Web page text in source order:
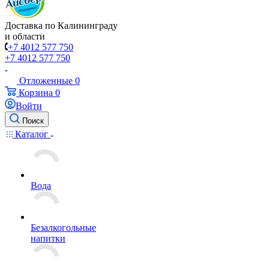
Доставка по Калининграду
и области
+7 4012 577 750
+7 4012 577 750
Отложенные 0
Корзина 0
Войти
Поиск
Каталог
Вода
Безалкогольные
напитки